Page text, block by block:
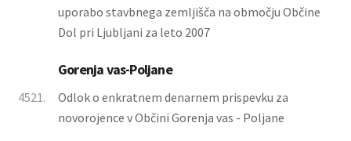
uporabo stavbnega zemljišča na območju Občine
Dol pri Ljubljani za leto 2007
Gorenja vas-Poljane
4521.
Odlok o enkratnem denarnem prispevku za
novorojence v Občini Gorenja vas - Poljane